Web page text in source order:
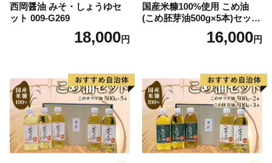
西岡醤油 みそ・しょうゆセ
ット 009-G269
18,000円
国産米糠100%使用 こめ油
(こめ胚芽油500g×5本)セット
16,000円